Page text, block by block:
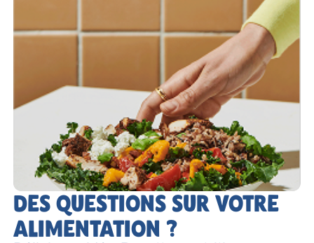
DES QUESTIONS SUR VOTRE
ALIMENTATION ?